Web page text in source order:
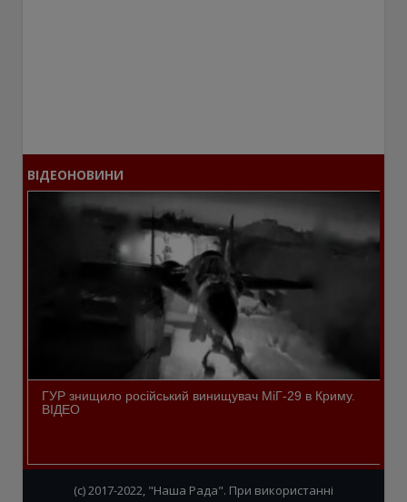
ВІДЕОНОВИНИ
ГУР знищило російський винищувач МіГ-29 в Криму.
ВІДЕО
(c) 2017-2022, "Наша Рада". При використанні